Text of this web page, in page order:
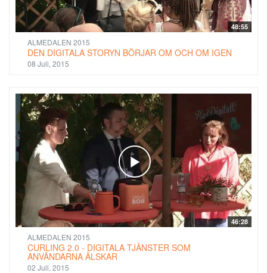
48:55
ALMEDALEN 2015
DEN DIGITALA STORYN BÖRJAR OM OCH OM IGEN
08 Juli, 2015
46:28
ALMEDALEN 2015
CURLING 2.0 - DIGITALA TJÄNSTER SOM
ANVÄNDARNA ÄLSKAR
02 Juli, 2015